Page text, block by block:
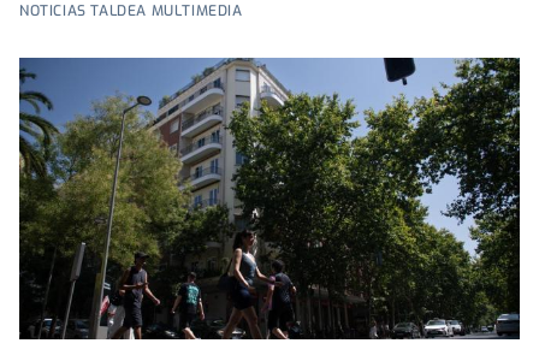
NOTICIAS TALDEA MULTIMEDIA